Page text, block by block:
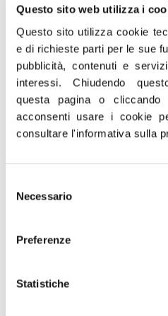
Questo sito web utilizza i
Questo sito utilizza cookie
e di richieste parti per le sue
pubblicità, contenuti e
interessi.Chiudendo
questa pagina o cliccando
acconsenti usare i cookie
consultare l'informativa sulla
delNecessario
Preferenze
Statistiche
“Agghiaccianti le frasi di
vicesegretario provinciale a
Calenda e candidato alla
rivendica con fierezza di
essere camorrista” è
immorale frase. Con la mafia
Rifiuti
Bloccare il
difendere la
“Mi batterò con ogni forza
riunire le scorie radioattive